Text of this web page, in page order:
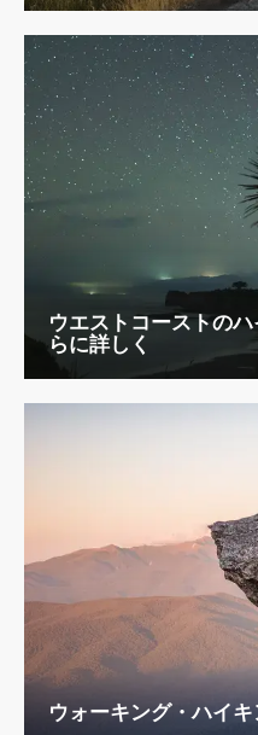
ウエストコーストの
らに詳しく
ウォーキング・ハイ